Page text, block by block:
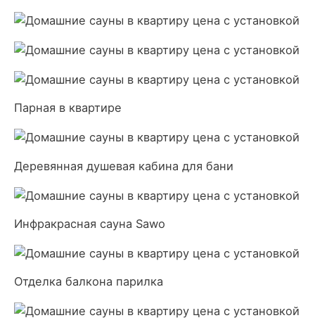
Парная в квартире
Деревянная душевая кабина для бани
Инфракрасная сауна Sawo
Отделка балкона парилка